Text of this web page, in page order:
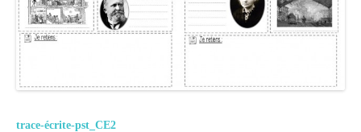
trace-écrite-pst_CE2